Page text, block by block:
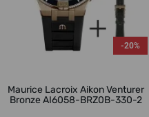
-20%
Maurice Lacroix Aikon Venturer
Bronze AI6058-BRZ0B-330-2